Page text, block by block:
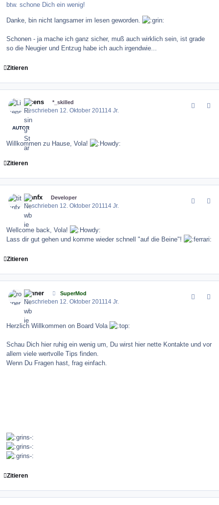
btw. schone Dich ein wenig!
Danke, bin nicht langsamer im lesen geworden.
Schonen - ja mache ich ganz sicher, muß auch wirklich sein, ist grade
so die Neugier und Entzug habe ich auch irgendwie...
Zitieren
Licens *_skilled
Geschrieben 12. Oktober 2011 14 Jr.
AUTOR
Willkommen zu Hause, Vola!
Zitieren
titanfx Developer
Geschrieben 12. Oktober 2011 14 Jr.
Wellcome back, Vola!
Lass dir gut gehen und komme wieder schnell "auf die Beine"!
Zitieren
ronner SuperMod
Geschrieben 12. Oktober 2011 14 Jr.
Herzlich Willkommen on Board Vola
Schau Dich hier ruhig ein wenig um, Du wirst hier nette Kontakte und vor
allem viele wertvolle Tips finden.
Wenn Du Fragen hast, frag einfach.
Zitieren